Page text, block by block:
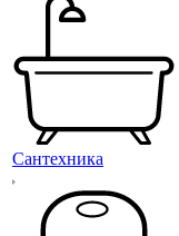
Сантехника